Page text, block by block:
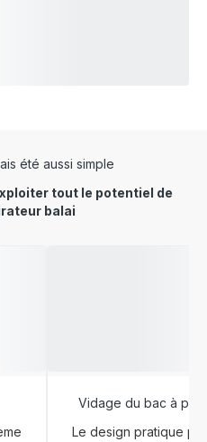
été aussi simple
tout le potentiel de
balai
Vidage du bac à
Le design pratique